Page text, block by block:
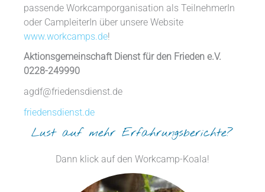
passende Workcamporganisation als TeilnehmerIn
oder CampleiterIn über unsere Website
www.workcamps.de!
Aktionsgemeinschaft Dienst für den Frieden e.V.
0228-249990
agdf@friedensdienst.de
friedensdienst.de
Lust auf mehr Erfahrungsberichte?
Dann klick auf den Workcamp-Koala!